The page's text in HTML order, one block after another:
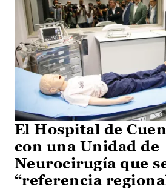
El Hospital de
con una Unidad de
Neurocirugía que
“referencia